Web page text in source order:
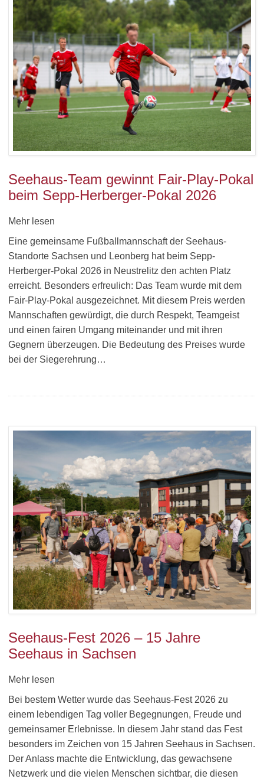
Seehaus-Team gewinnt Fair-Play-Pokal
beim Sepp-Herberger-Pokal 2026
Mehr lesen
Eine gemeinsame Fußballmannschaft der Seehaus-
Standorte Sachsen und Leonberg hat beim Sepp-
Herberger-Pokal 2026 in Neustrelitz den achten Platz
erreicht. Besonders erfreulich: Das Team wurde mit dem
Fair-Play-Pokal ausgezeichnet. Mit diesem Preis werden
Mannschaften gewürdigt, die durch Respekt, Teamgeist
und einen fairen Umgang miteinander und mit ihren
Gegnern überzeugen. Die Bedeutung des Preises wurde
bei der Siegerehrung…
Seehaus-Fest 2026 – 15 Jahre
Seehaus in Sachsen
Mehr lesen
Bei bestem Wetter wurde das Seehaus-Fest 2026 zu
einem lebendigen Tag voller Begegnungen, Freude und
gemeinsamer Erlebnisse. In diesem Jahr stand das Fest
besonders im Zeichen von 15 Jahren Seehaus in Sachsen.
Der Anlass machte die Entwicklung, das gewachsene
Netzwerk und die vielen Menschen sichtbar, die diesen